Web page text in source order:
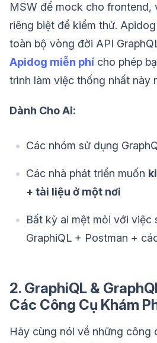
MSW để mock cho frontend,
riêng biệt để kiểm thử.
toàn bộ vòng đời API
Apidog miễn phí cho phép
trình làm việc thống nhất này
Dành Cho Ai:
Các nhóm sử dụng
Các nhà phát triển muốn
+ tài liệu ở một nơi
Bất kỳ ai mệt mỏi với việc
GraphiQL + Postman +
2. GraphiQL &
Các Công Cụ Khám
Hãy cùng nói về những công